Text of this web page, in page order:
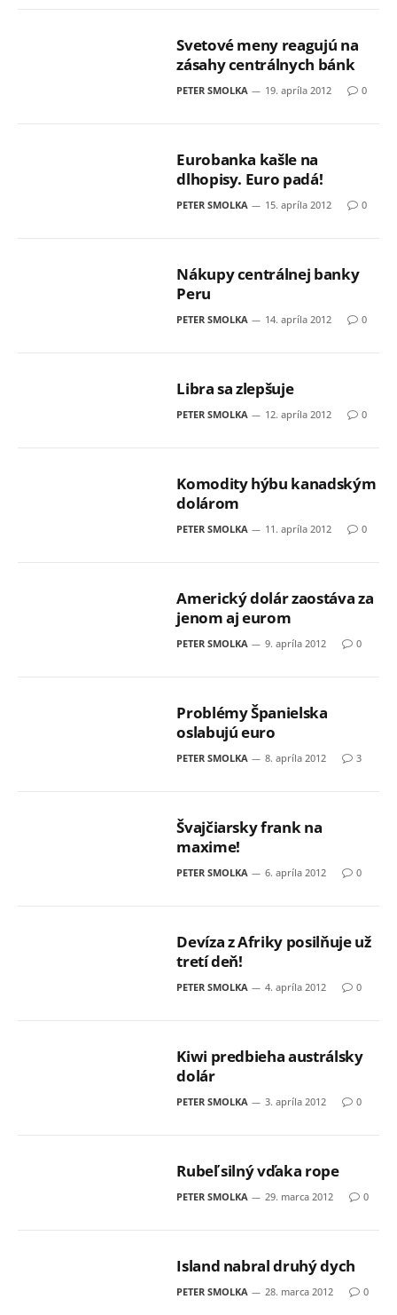
Svetové meny reagujú na
zásahy centrálnych bánk
PETER SMOLKA 19. apríla 2012 0
Eurobanka kašle na
dlhopisy. Euro padá!
PETER SMOLKA 15. apríla 2012 0
Nákupy centrálnej banky
Peru
PETER SMOLKA 14. apríla 2012 0
Libra sa zlepšuje
PETER SMOLKA 12. apríla 2012 0
Komodity hýbu kanadským
dolárom
PETER SMOLKA 11. apríla 2012 0
Americký dolár zaostáva za
jenom aj eurom
PETER SMOLKA 9. apríla 2012 0
Problémy Španielska
oslabujú euro
PETER SMOLKA 8. apríla 2012 3
Švajčiarsky frank na
maxime!
PETER SMOLKA 6. apríla 2012 0
Devíza z Afriky posilňuje už
tretí deň!
PETER SMOLKA 4. apríla 2012 0
Kiwi predbieha austrálsky
dolár
PETER SMOLKA 3. apríla 2012 0
Rubeľ silný vďaka rope
PETER SMOLKA 29. marca 2012 0
Island nabral druhý dych
PETER SMOLKA 28. marca 2012 0